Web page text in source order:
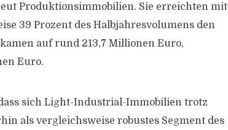
Produktionsimmobilien. Sie erreichten mit
39 Prozent des Halbjahresvolumens den
auf rund 213,7 Millionen Euro,
Euro.
sich Light-Industrial-Immobilien trotz
als vergleichsweise robustes Segment des